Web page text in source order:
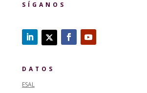
SÍGANOS
DATOS
ESAL